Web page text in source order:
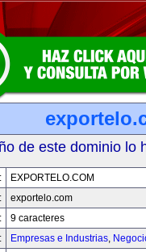
de este dominio lo
EXPORTELO.COM
exportelo.com
9 caracteres
Empresas e Industrias,